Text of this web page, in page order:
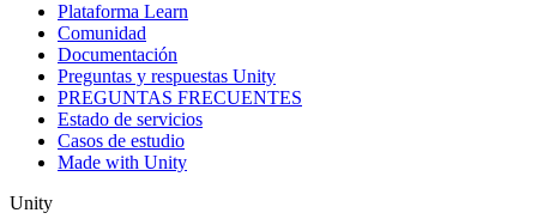
Plataforma Learn
Comunidad
Documentación
Preguntas y respuestas Unity
PREGUNTAS FRECUENTES
Estado de servicios
Casos de estudio
Made with Unity
Unity